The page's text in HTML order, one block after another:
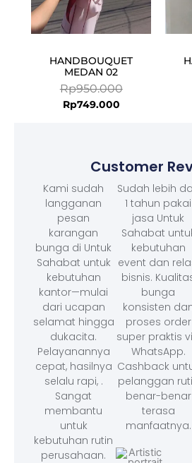
HANDBOUQUET
MEDAN 02
Rp950.000
Rp749.000
Customer
Kami sudah
langganan
pesan
karangan
bunga di Untuk
Sahabat untuk
kebutuhan
kantor—mulai
dari ucapan
selamat hingga
dukacita.
Pelayanannya
cepat, hasilnya
selalu rapi, .
Sangat
membantu
untuk
kebutuhan rutin
perusahaan.
Sudah lebih
1 tahun pakai
jasa Untuk
Sahabat
kebutuhan
event dan
bisnis.
bunga
konsisten
proses order
super praktis
WhatsApp.
Cashback
pelanggan
benar-benar
terasa
manfaatnya.